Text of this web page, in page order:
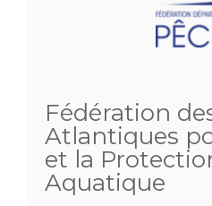
Fédération
Atlantiques
et la
Aquatique